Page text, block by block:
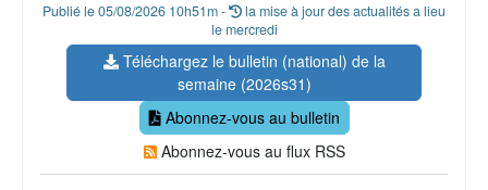
Publié le 05/08/2026 10h51m -
la mise à jour des actualités a lieu
le mercredi
Téléchargez le bulletin (national) de la
semaine (2026s31)
Abonnez-vous au bulletin
Abonnez-vous au flux RSS